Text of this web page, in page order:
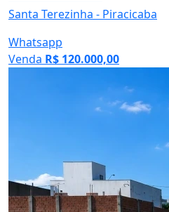
Whatsapp
Venda